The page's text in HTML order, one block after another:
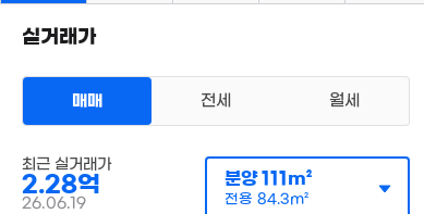
실거래가
매매 전세 월세
최근 실거래가
2.28억
26.06.19
분양111m²
전용 84.3m²